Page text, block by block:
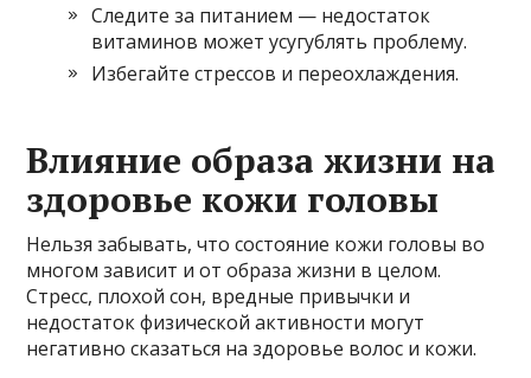
Следите за питанием — недостаток
витаминов может усугублять проблему.
Избегайте стрессов и переохлаждения.
Влияние образа жизни на
здоровье кожи головы
Нельзя забывать, что состояние кожи головы во
многом зависит и от образа жизни в целом.
Стресс, плохой сон, вредные привычки и
недостаток физической активности могут
негативно сказаться на здоровье волос и кожи.